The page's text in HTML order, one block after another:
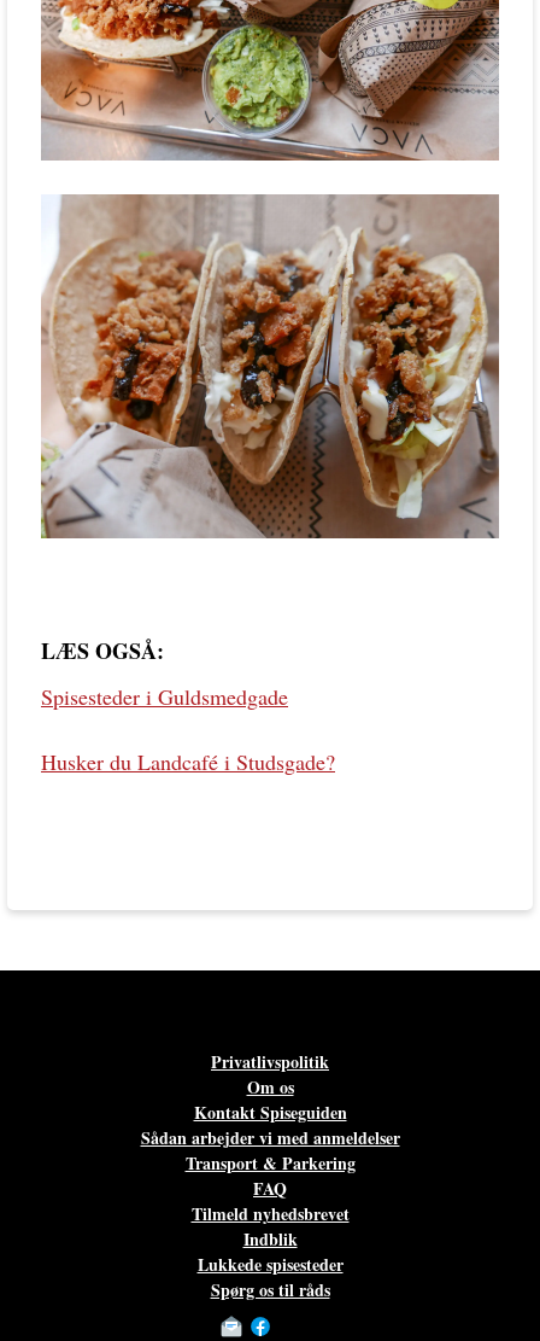
LÆS OGSÅ:
Spisesteder i Guldsmedgade
Husker du Landcafé i Studsgade?
Privatlivspolitik
Om os
Kontakt Spiseguiden
Sådan arbejder vi med anmeldelser
Transport & Parkering
FAQ
Tilmeld nyhedsbrevet
Indblik
Lukkede spisesteder
Spørg os til råds